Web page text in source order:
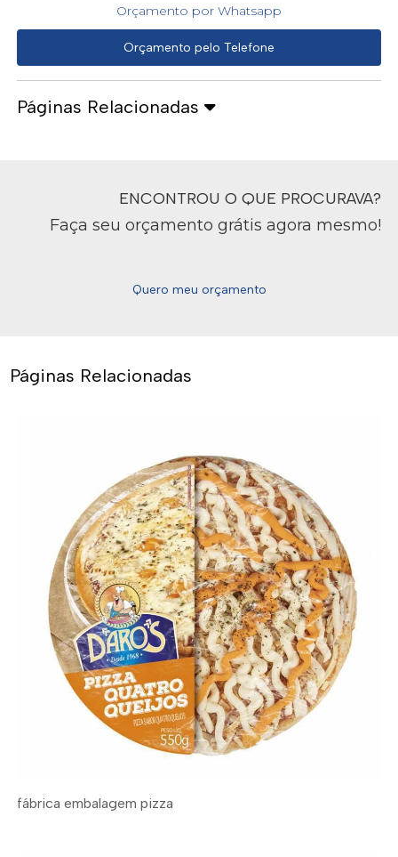
Orçamento por Whatsapp
Orçamento pelo Telefone
Páginas Relacionadas
ENCONTROU O QUE PROCURAVA?
Faça seu orçamento grátis agora mesmo!
Quero meu orçamento
Páginas Relacionadas
fábrica embalagem pizza